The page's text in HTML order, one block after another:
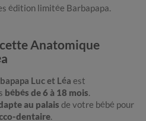
édition limitée Barbapapa.
Anatomique
Luc et Léa est
bébés de 6 à 18 mois.
au palais de votre bébé pour
dentaire.